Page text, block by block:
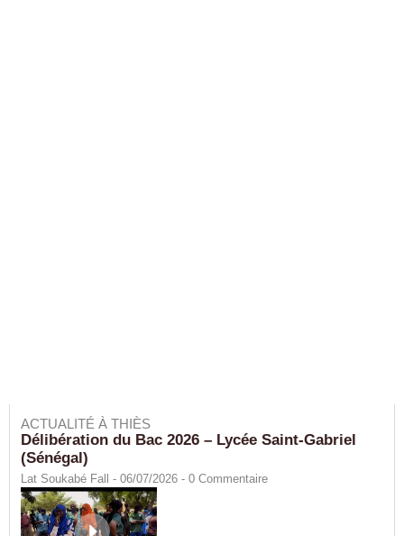
ACTUALITÉ À THIÈS
Délibération du Bac 2026 – Lycée Saint-Gabriel
(Sénégal)
Lat Soukabé Fall - 06/07/2026 - 0 Commentaire